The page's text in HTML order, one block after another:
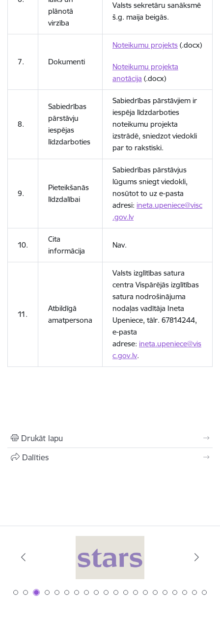
plānotā
virzība
Valsts sekretāru sanāksmē
š.g. maija beigās.
7. Dokumenti
Noteikumu projekts (.docx)
Noteikumu projekta
anotācija (.docx)
8.
Sabiedrības
pārstāvju
iespējas
līdzdarboties
Sabiedrības pārstāvjiem ir
iespēja līdzdarboties
noteikumu projekta
izstrādē, sniedzot viedokli
par to rakstiski.
9.
Pieteikšanās
līdzdalībai
Sabiedrības pārstāvjus
lūgums sniegt viedokli,
nosūtot to uz e-pasta
adresi: ineta.upeniece@visc
.gov.lv
10.
Cita
informācija
Nav.
11.
Atbildīgā
amatpersona
Valsts izglītības satura
centra Vispārējās izglītības
satura nodrošinājuma
nodaļas vadītāja Ineta
Upeniece, tālr. 67814244,
e-pasta
adrese: ineta.upeniece@vis
c.gov.lv.
Drukāt lapu
Dalīties